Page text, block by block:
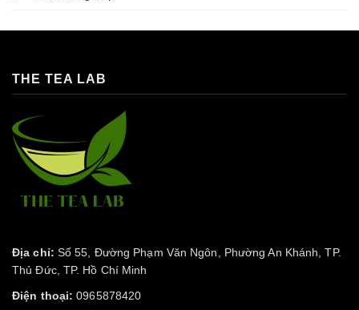
THE TEA LAB
Địa chỉ: Số 55, Đường Phạm Văn Ngôn, Phường An Khánh, TP.
Thủ Đức, TP. Hồ Chí Minh
Điện thoại: 0965878420